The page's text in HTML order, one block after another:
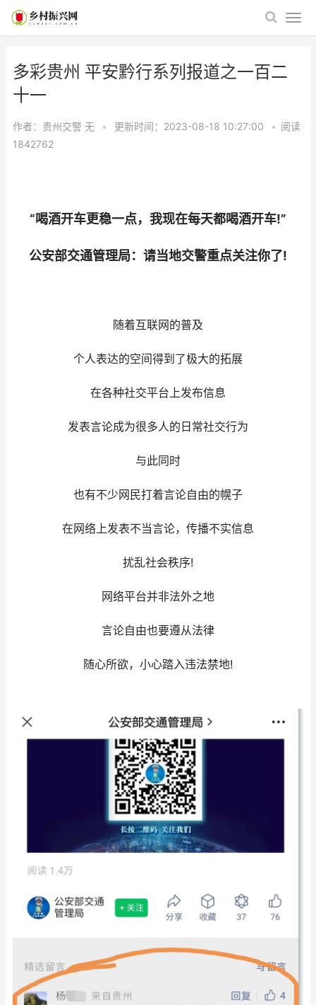
多彩贵州 平安黔行系列报道之一百二
十一
作者：贵州交警 无 • 更新时间：2023-08-18 10:27:00 • 阅读
1842762
“喝酒开车更稳一点，我现在每天都喝酒开车!”
公安部交通管理局：请当地交警重点关注你了!
随着互联网的普及
个人表达的空间得到了极大的拓展
在各种社交平台上发布信息
发表言论成为很多人的日常社交行为
与此同时
也有不少网民打着言论自由的幌子
在网络上发表不当言论，传播不实信息
扰乱社会秩序!
网络平台并非法外之地
言论自由也要遵从法律
随心所欲，小心踏入违法禁地!